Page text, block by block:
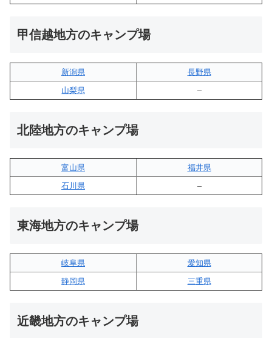
甲信越地方のキャンプ場
新潟県
長野県
山梨県
–
北陸地方のキャンプ場
富山県
福井県
石川県
–
東海地方のキャンプ場
岐阜県
愛知県
静岡県
三重県
近畿地方のキャンプ場